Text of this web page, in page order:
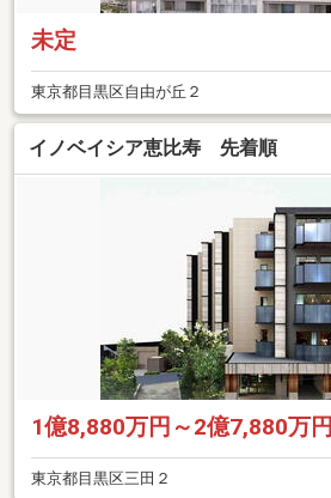
未定
東京都目黒区自由が丘２
イノベイシア恵比寿 先着順
1億8,880万円～2億7,880万円
東京都目黒区三田２